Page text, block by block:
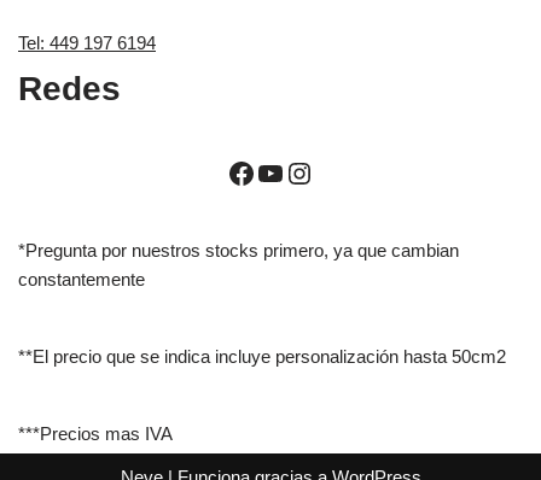
Tel: 449 197 6194
Redes
*Pregunta por nuestros stocks primero, ya que cambian
constantemente
**El precio que se indica incluye personalización hasta 50cm2
***Precios mas IVA